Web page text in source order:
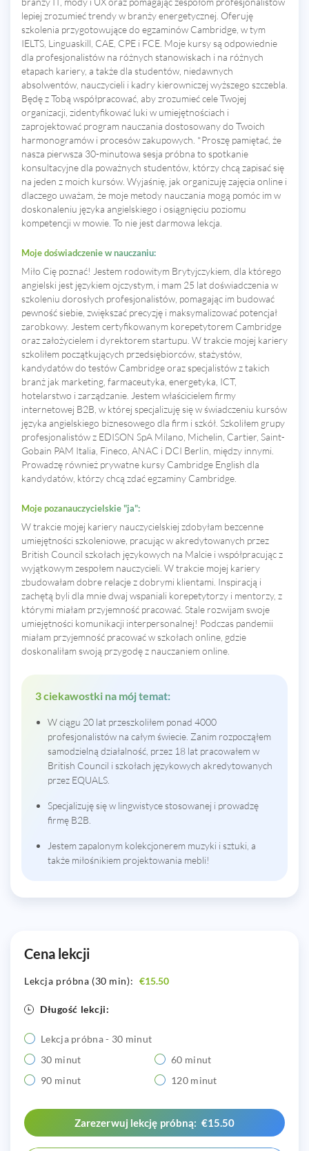
lepiej zrozumieć trendy w branży energetycznej. Oferuję
szkolenia przygotowujące do egzaminów Cambridge, w tym
IELTS, Linguaskill, CAE, CPE i FCE. Moje kursy są odpowiednie
dla profesjonalistów na różnych stanowiskach i na różnych
etapach kariery, a także dla studentów, niedawnych
absolwentów, nauczycieli i kadry kierowniczej wyższego szczebla.
Będę z Tobą współpracować, aby zrozumieć cele Twojej
organizacji, zidentyfikować luki w umiejętnościach i
zaprojektować program nauczania dostosowany do Twoich
harmonogramów i procesów zakupowych. *Proszę pamiętać, że
nasza pierwsza 30-minutowa sesja próbna to spotkanie
konsultacyjne dla poważnych studentów, którzy chcą zapisać się
na jeden z moich kursów. Wyjaśnię, jak organizuję zajęcia online i
dlaczego uważam, że moje metody nauczania mogą pomóc im w
doskonaleniu języka angielskiego i osiągnięciu poziomu
kompetencji w mowie. To nie jest darmowa lekcja.
Moje doświadczenie w nauczaniu:
Miło Cię poznać! Jestem rodowitym Brytyjczykiem, dla którego
angielski jest językiem ojczystym, i mam 25 lat doświadczenia w
szkoleniu dorosłych profesjonalistów, pomagając im budować
pewność siebie, zwiększać precyzję i maksymalizować potencjał
zarobkowy. Jestem certyfikowanym korepetytorem Cambridge
oraz założycielem i dyrektorem startupu. W trakcie mojej kariery
szkoliłem początkujących przedsiębiorców, stażystów,
kandydatów do testów Cambridge oraz specjalistów z takich
branż jak marketing, farmaceutyka, energetyka, ICT,
hotelarstwo i zarządzanie. Jestem właścicielem firmy
internetowej B2B, w której specjalizuję się w świadczeniu kursów
języka angielskiego biznesowego dla firm i szkół. Szkoliłem grupy
profesjonalistów z EDISON SpA Milano, Michelin, Cartier, Saint-
Gobain PAM Italia, Fineco, ANAC i DCI Berlin, między innymi.
Prowadzę również prywatne kursy Cambridge English dla
kandydatów, którzy chcą zdać egzaminy Cambridge.
Moje pozanauczycielskie "ja":
W trakcie mojej kariery nauczycielskiej zdobyłam bezcenne
umiejętności szkoleniowe, pracując w akredytowanych przez
British Council szkołach językowych na Malcie i współpracując z
wyjątkowym zespołem nauczycieli. W trakcie mojej kariery
zbudowałam dobre relacje z dobrymi klientami. Inspiracją i
zachętą byli dla mnie dwaj wspaniali korepetytorzy i mentorzy, z
którymi miałam przyjemność pracować. Stale rozwijam swoje
umiejętności komunikacji interpersonalnej! Podczas pandemii
miałam przyjemność pracować w szkołach online, gdzie
doskonaliłam swoją przygodę z nauczaniem online.
3 ciekawostki na mój temat:
W ciągu 20 lat przeszkoliłem ponad 4000
profesjonalistów na całym świecie. Zanim rozpocząłem
samodzielną działalność, przez 18 lat pracowałem w
British Council i szkołach językowych akredytowanych
przez EQUALS.
Specjalizuję się w lingwistyce stosowanej i prowadzę
firmę B2B.
Jestem zapalonym kolekcjonerem muzyki i sztuki, a
także miłośnikiem projektowania mebli!
Cena lekcji
Lekcja próbna (30 min): €15.50
Długość lekcji:
Lekcja próbna - 30 minut
30 minut
60 minut
90 minut
120 minut
Zarezerwuj lekcję próbną: €15.50